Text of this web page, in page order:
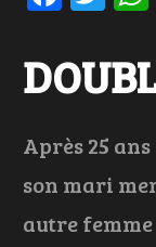
Après 25
son mari
autre femme